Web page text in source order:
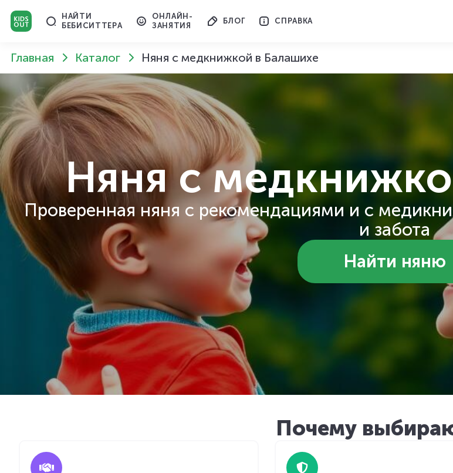
НАЙТИ
БЕБИСИТТЕРА
ОНЛАЙН-
ЗАНЯТИЯ
БЛОГ СПРАВКА
Главная Каталог Няня с медкнижкой в Балашихе
Няня с
Проверенная няня с рекомендациями и с
и забота
Найти няню
Почему